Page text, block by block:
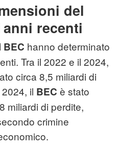
del
recenti
hanno determinato
Tra il 2022 e il 2024,
circa 8,5 miliardi di
il BEC è stato
miliardi di perdite,
crimine